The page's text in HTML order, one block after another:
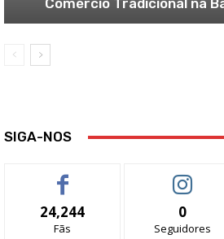
Comércio Tradicional na
SIGA-NOS
24,244
Fãs
0
Seguidores